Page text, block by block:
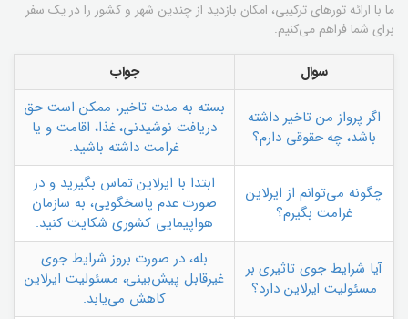
ما با ارائه تورهای ترکیبی، امکان بازدید از چندین شهر و کشور را در یک سفر
برای شما فراهم می‌کنیم.
سوال جواب
اگر پرواز من تاخیر داشته
باشد، چه حقوقی دارم؟
بسته به مدت تاخیر، ممکن است حق
دریافت نوشیدنی، غذا، اقامت و یا
غرامت داشته باشید.
چگونه می‌توانم از ایرلاین
غرامت بگیرم؟
ابتدا با ایرلاین تماس بگیرید و در
صورت عدم پاسخگویی، به سازمان
هواپیمایی کشوری شکایت کنید.
آیا شرایط جوی تاثیری بر
مسئولیت ایرلاین دارد؟
بله، در صورت بروز شرایط جوی
غیرقابل پیش‌بینی، مسئولیت ایرلاین
کاهش می‌یابد.